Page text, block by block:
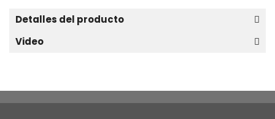
Detalles del producto
Video